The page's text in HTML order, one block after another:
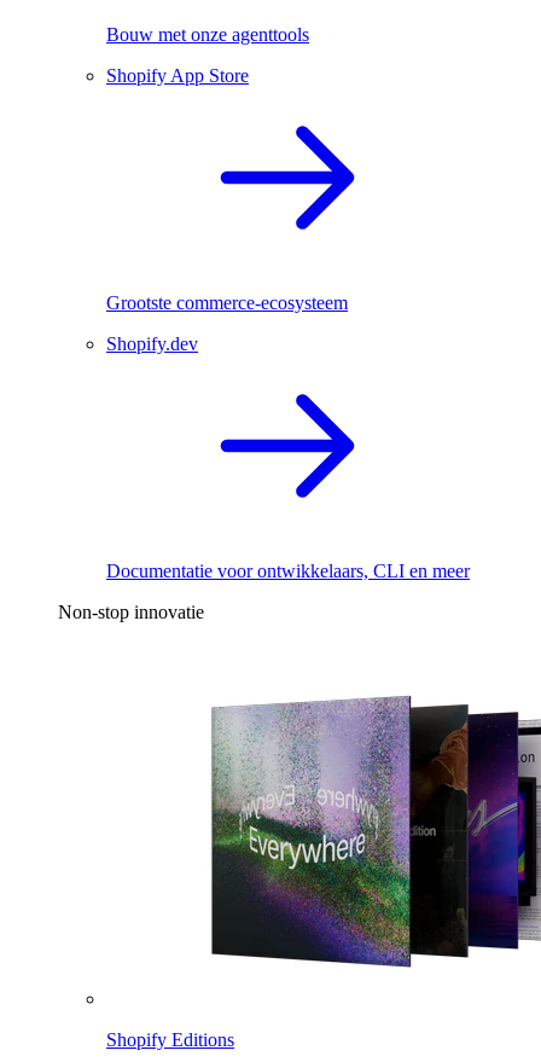
Bouw met onze agenttools
Shopify App Store
Grootste commerce-ecosysteem
Shopify.dev
Documentatie voor ontwikkelaars, CLI en meer
Non-stop innovatie
Shopify Editions